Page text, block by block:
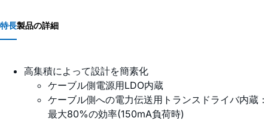
特長製品の詳細
高集積によって設計を簡素化
ケーブル側電源用LDO内蔵
ケーブル側への電力伝送用トランスドライバ内蔵：
最大80%の効率(150mA負荷時)